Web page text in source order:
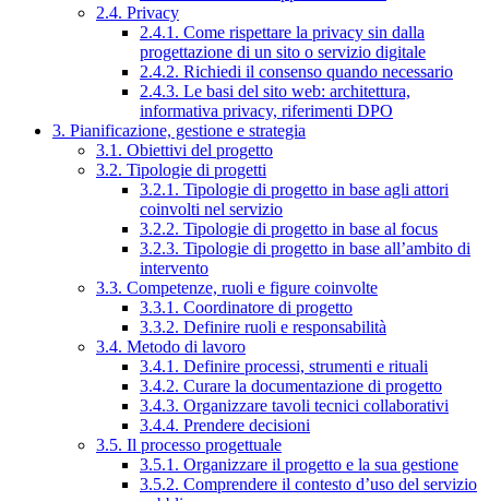
2.4. Privacy
2.4.1. Come rispettare la privacy sin dalla
progettazione di un sito o servizio digitale
2.4.2. Richiedi il consenso quando necessario
2.4.3. Le basi del sito web: architettura,
informativa privacy, riferimenti DPO
3. Pianificazione, gestione e strategia
3.1. Obiettivi del progetto
3.2. Tipologie di progetti
3.2.1. Tipologie di progetto in base agli attori
coinvolti nel servizio
3.2.2. Tipologie di progetto in base al focus
3.2.3. Tipologie di progetto in base all’ambito di
intervento
3.3. Competenze, ruoli e figure coinvolte
3.3.1. Coordinatore di progetto
3.3.2. Definire ruoli e responsabilità
3.4. Metodo di lavoro
3.4.1. Definire processi, strumenti e rituali
3.4.2. Curare la documentazione di progetto
3.4.3. Organizzare tavoli tecnici collaborativi
3.4.4. Prendere decisioni
3.5. Il processo progettuale
3.5.1. Organizzare il progetto e la sua gestione
3.5.2. Comprendere il contesto d’uso del servizio